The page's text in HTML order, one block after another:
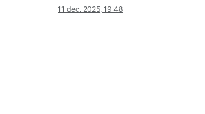
11 dec. 2025, 19:48